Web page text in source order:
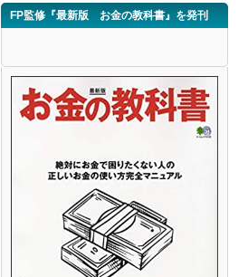
FP監修『最新版 お金の教科書』を発刊